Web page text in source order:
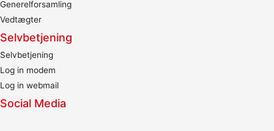
Generelforsamling
Vedtægter
Selvbetjening
Selvbetjening
Log in modem
Log in webmail
Social Media